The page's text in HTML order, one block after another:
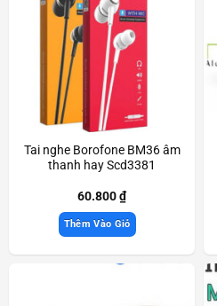
Tai nghe Borofone BM36 âm
thanh hay Scd3381
60.800₫
Thêm Vào Giỏ